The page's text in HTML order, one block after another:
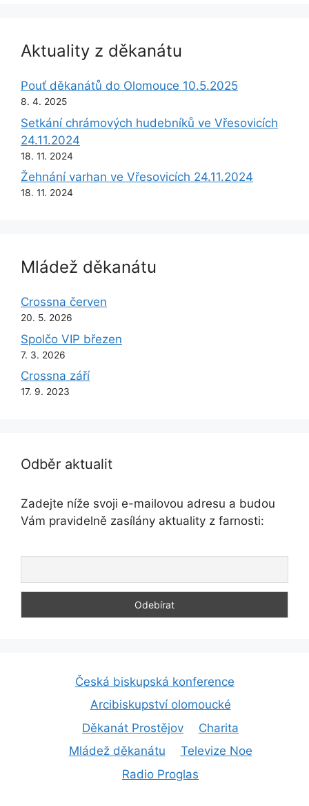
Aktuality z děkanátu
Pouť děkanátů do Olomouce 10.5.2025
8. 4. 2025
Setkání chrámových hudebníků ve Vřesovicích
24.11.2024
18. 11. 2024
Žehnání varhan ve Vřesovicích 24.11.2024
18. 11. 2024
Mládež děkanátu
Crossna červen
20. 5. 2026
Spolčo VIP březen
7. 3. 2026
Crossna září
17. 9. 2023
Odběr aktualit
Zadejte níže svoji e-mailovou adresu a budou
Vám pravidelně zasílány aktuality z farnosti:
Česká biskupská konference
Arcibiskupství olomoucké
Děkanát Prostějov
Charita
Mládež děkanátu
Televize Noe
Radio Proglas